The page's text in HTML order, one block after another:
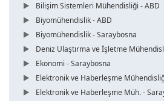
Bilişim Sistemleri Mühendisliği - ABD
Biyomühendislik - ABD
Biyomühendislik - Saraybosna
Deniz Ulaştırma ve İşletme
Ekonomi - Saraybosna
Elektronik ve Haberleşme
Elektronik ve Haberleşme Müh. -